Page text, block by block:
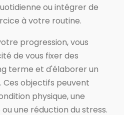
ou intégrer de
à votre routine.
progression, vous
de vous fixer des
terme et d'élaborer un
objectifs peuvent
physique, une
une réduction du stress.